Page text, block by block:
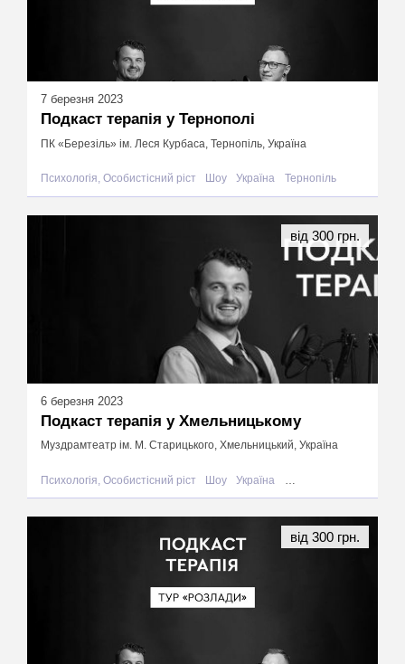
7 березня 2023
Подкаст терапія у Тернополі
ПК «Березіль» ім. Леся Курбаса, Тернопіль, Україна
Психологія, Особистісний ріст Шоу Україна Тернопіль
6 березня 2023
Подкаст терапія у Хмельницькому
Муздрамтеатр ім. М. Старицького, Хмельницький, Україна
Психологія, Особистісний ріст Шоу Україна
від 300 грн.
від 300 грн.